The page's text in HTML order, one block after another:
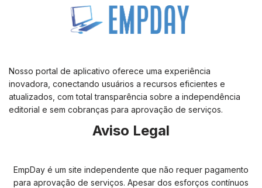
Nosso portal de aplicativo oferece uma experiência
inovadora, conectando usuários a recursos eficientes e
atualizados, com total transparência sobre a independência
editorial e sem cobranças para aprovação de serviços.
Aviso Legal
EmpDay é um site independente que não requer pagamento
para aprovação de serviços. Apesar dos esforços contínuos